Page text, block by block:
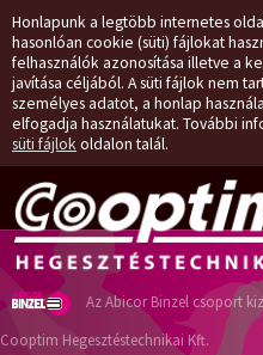
Honlapunk a legtöbb internetes
hasonlóan cookie (süti) fájlokat
felhasználók azonosítása illetve a
javítása céljából. A süti fájlok nem
személyes adatot, a honlap
elfogadja használatukat. További
süti fájlok oldalon talál.
Az Abicor Binzel csoport
Cooptim Hegesztéstechnikai Kft.